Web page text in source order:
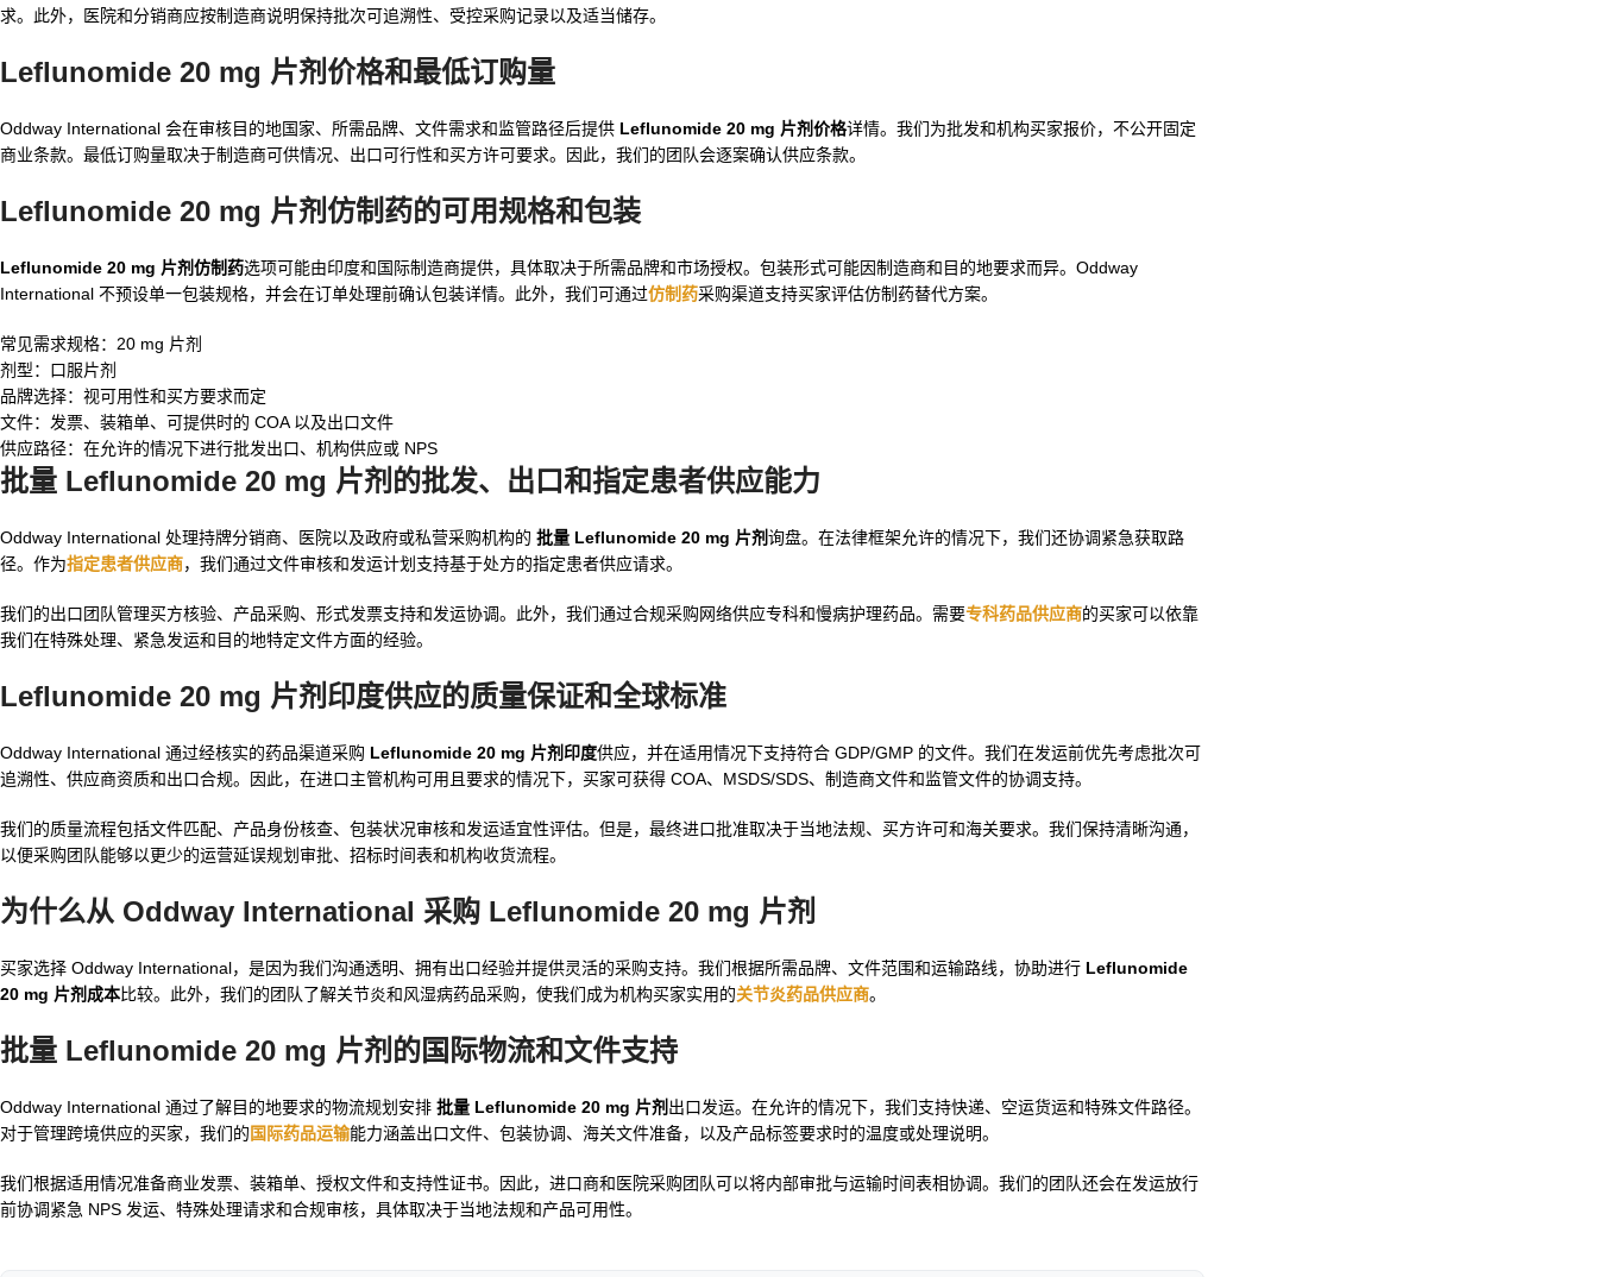
求。此外，医院和分销商应按制造商说明保持批次可追溯性、受控采购记录以及适当储存。
Leflunomide 20 mg 片剂价格和最低订购量
Oddway International 会在审核目的地国家、所需品牌、文件需求和监管路径后提供 Leflunomide 20 mg 片剂价格详情。我们为批发和机构买家报价，不公开固定
商业条款。最低订购量取决于制造商可供情况、出口可行性和买方许可要求。因此，我们的团队会逐案确认供应条款。
Leflunomide 20 mg 片剂仿制药的可用规格和包装
Leflunomide 20 mg 片剂仿制药选项可能由印度和国际制造商提供，具体取决于所需品牌和市场授权。包装形式可能因制造商和目的地要求而异。Oddway
International 不预设单一包装规格，并会在订单处理前确认包装详情。此外，我们可通过仿制药采购渠道支持买家评估仿制药替代方案。
常见需求规格：20 mg 片剂
剂型：口服片剂
品牌选择：视可用性和买方要求而定
文件：发票、装箱单、可提供时的 COA 以及出口文件
供应路径：在允许的情况下进行批发出口、机构供应或 NPS
批量 Leflunomide 20 mg 片剂的批发、出口和指定患者供应能力
Oddway International 处理持牌分销商、医院以及政府或私营采购机构的 批量 Leflunomide 20 mg 片剂询盘。在法律框架允许的情况下，我们还协调紧急获取路
径。作为指定患者供应商，我们通过文件审核和发运计划支持基于处方的指定患者供应请求。
我们的出口团队管理买方核验、产品采购、形式发票支持和发运协调。此外，我们通过合规采购网络供应专科和慢病护理药品。需要专科药品供应商的买家可以依靠
我们在特殊处理、紧急发运和目的地特定文件方面的经验。
Leflunomide 20 mg 片剂印度供应的质量保证和全球标准
Oddway International 通过经核实的药品渠道采购 Leflunomide 20 mg 片剂印度供应，并在适用情况下支持符合 GDP/GMP 的文件。我们在发运前优先考虑批次可
追溯性、供应商资质和出口合规。因此，在进口主管机构可用且要求的情况下，买家可获得 COA、MSDS/SDS、制造商文件和监管文件的协调支持。
我们的质量流程包括文件匹配、产品身份核查、包装状况审核和发运适宜性评估。但是，最终进口批准取决于当地法规、买方许可和海关要求。我们保持清晰沟通，
以便采购团队能够以更少的运营延误规划审批、招标时间表和机构收货流程。
为什么从 Oddway International 采购 Leflunomide 20 mg 片剂
买家选择 Oddway International，是因为我们沟通透明、拥有出口经验并提供灵活的采购支持。我们根据所需品牌、文件范围和运输路线，协助进行 Leflunomide
20 mg 片剂成本比较。此外，我们的团队了解关节炎和风湿病药品采购，使我们成为机构买家实用的关节炎药品供应商。
批量 Leflunomide 20 mg 片剂的国际物流和文件支持
Oddway International 通过了解目的地要求的物流规划安排 批量 Leflunomide 20 mg 片剂 出口发运。在允许的情况下，我们支持快递、空运货运和特殊文件路径。
对于管理跨境供应的买家，我们的国际药品运输能力涵盖出口文件、包装协调、海关文件准备，以及产品标签要求时的温度或处理说明。
我们根据适用情况准备商业发票、装箱单、授权文件和支持性证书。因此，进口商和医院采购团队可以将内部审批与运输时间表相协调。我们的团队还会在发运放行
前协调紧急 NPS 发运、特殊处理请求和合规审核，具体取决于当地法规和产品可用性。